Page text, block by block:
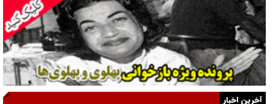
همه آقای دوربینی شده‌ایم!
قصه ناتمام سرویس مدارس
آیا مقاومت فلسطین خلع‌سلاح می‌شود؟
الگوی وحدت‌آفرین در ادراک سیاست خارجی
آخرین اخبار